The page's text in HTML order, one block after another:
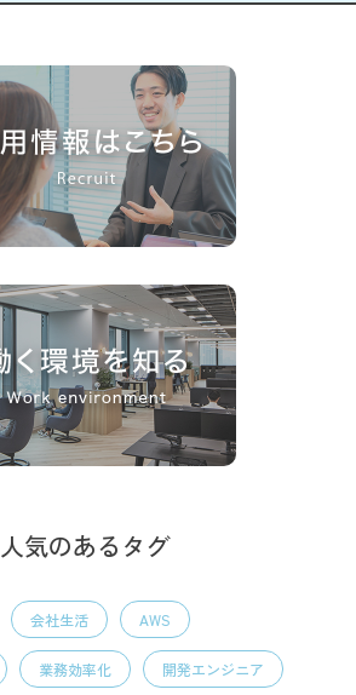
人気のあるタグ
会社生活 AWS
業務効率化 開発エンジニア